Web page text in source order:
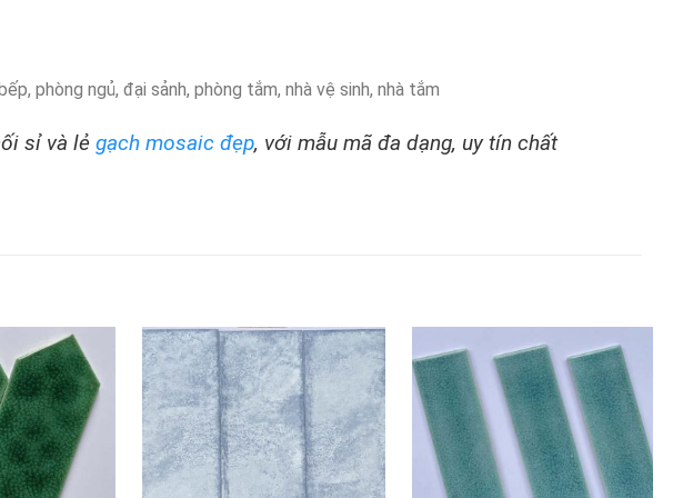
phòng ngủ, đại sảnh, phòng tắm, nhà vệ sinh, nhà tắm
sỉ và lẻ gạch mosaic đẹp, với mẫu mã đa dạng, uy tín chất